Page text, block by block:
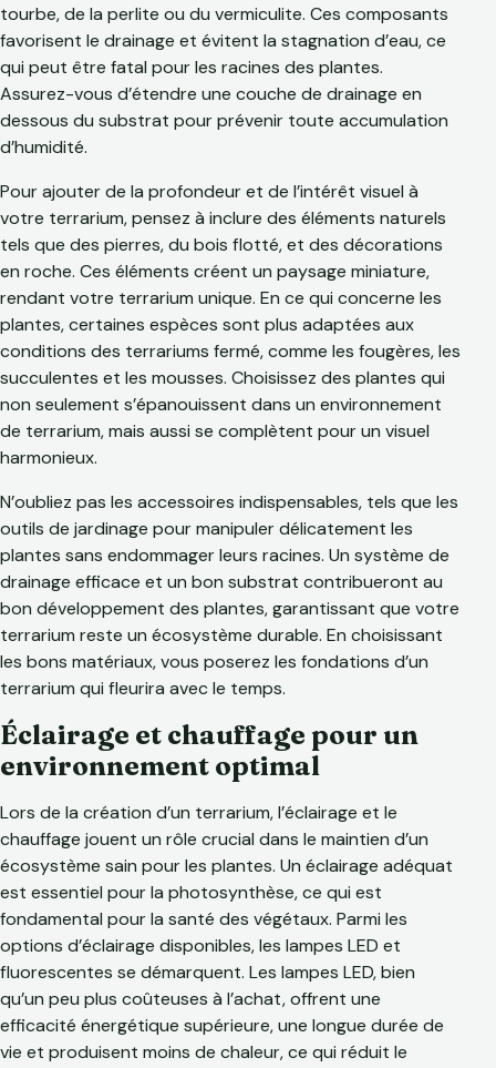
tourbe, de la perlite ou du vermiculite. Ces composants
favorisent le drainage et évitent la stagnation d’eau, ce
qui peut être fatal pour les racines des plantes.
Assurez-vous d’étendre une couche de drainage en
dessous du substrat pour prévenir toute accumulation
d’humidité.
Pour ajouter de la profondeur et de l’intérêt visuel à
votre terrarium, pensez à inclure des éléments naturels
tels que des pierres, du bois flotté, et des décorations
en roche. Ces éléments créent un paysage miniature,
rendant votre terrarium unique. En ce qui concerne les
plantes, certaines espèces sont plus adaptées aux
conditions des terrariums fermé, comme les fougères, les
succulentes et les mousses. Choisissez des plantes qui
non seulement s’épanouissent dans un environnement
de terrarium, mais aussi se complètent pour un visuel
harmonieux.
N’oubliez pas les accessoires indispensables, tels que les
outils de jardinage pour manipuler délicatement les
plantes sans endommager leurs racines. Un système de
drainage efficace et un bon substrat contribueront au
bon développement des plantes, garantissant que votre
terrarium reste un écosystème durable. En choisissant
les bons matériaux, vous poserez les fondations d’un
terrarium qui fleurira avec le temps.
Éclairage et chauffage pour un
environnement optimal
Lors de la création d’un terrarium, l’éclairage et le
chauffage jouent un rôle crucial dans le maintien d’un
écosystème sain pour les plantes. Un éclairage adéquat
est essentiel pour la photosynthèse, ce qui est
fondamental pour la santé des végétaux. Parmi les
options d’éclairage disponibles, les lampes LED et
fluorescentes se démarquent. Les lampes LED, bien
qu’un peu plus coûteuses à l’achat, offrent une
efficacité énergétique supérieure, une longue durée de
vie et produisent moins de chaleur, ce qui réduit le